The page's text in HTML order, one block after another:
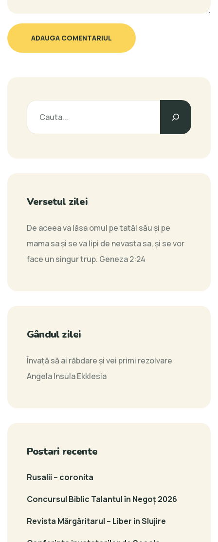
ADAUGA COMENTARIUL
Versetul zilei
De aceea va lăsa omul pe tatăl său şi pe
mama sa şi se va lipi de nevasta sa, şi se vor
face un singur trup. Geneza 2:24
Gândul zilei
Învaţă să ai răbdare şi vei primi rezolvare
Angela Insula Ekklesia
Postari recente
Rusalii – coronita
Concursul Biblic Talantul în Negoț 2026
Revista Mărgăritarul – Liber in Slujire